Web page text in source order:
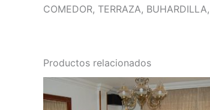
COMEDOR, TERRAZA,
Productos relacionados